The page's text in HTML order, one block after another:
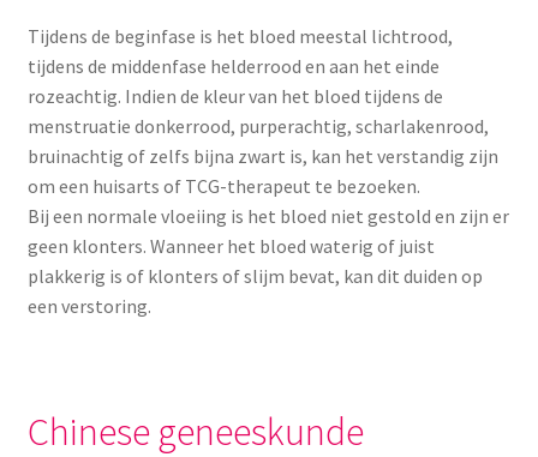
Tijdens de beginfase is het bloed meestal lichtrood,
tijdens de middenfase helderrood en aan het einde
rozeachtig. Indien de kleur van het bloed tijdens de
menstruatie donkerrood, purperachtig, scharlakenrood,
bruinachtig of zelfs bijna zwart is, kan het verstandig zijn
om een huisarts of TCG-therapeut te bezoeken.
Bij een normale vloeiing is het bloed niet gestold en zijn er
geen klonters. Wanneer het bloed waterig of juist
plakkerig is of klonters of slijm bevat, kan dit duiden op
een verstoring.
Chinese geneeskunde